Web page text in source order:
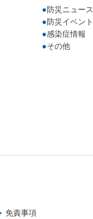
防災ニュース
防災イベント
感染症情報
その他
免責事項